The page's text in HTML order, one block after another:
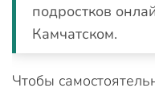
подростков
Камчатском.
Чтобы